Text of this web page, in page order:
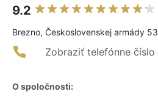
9.2
Brezno, Československej armády 53
Zobraziť telefónne číslo
O spoločnosti: